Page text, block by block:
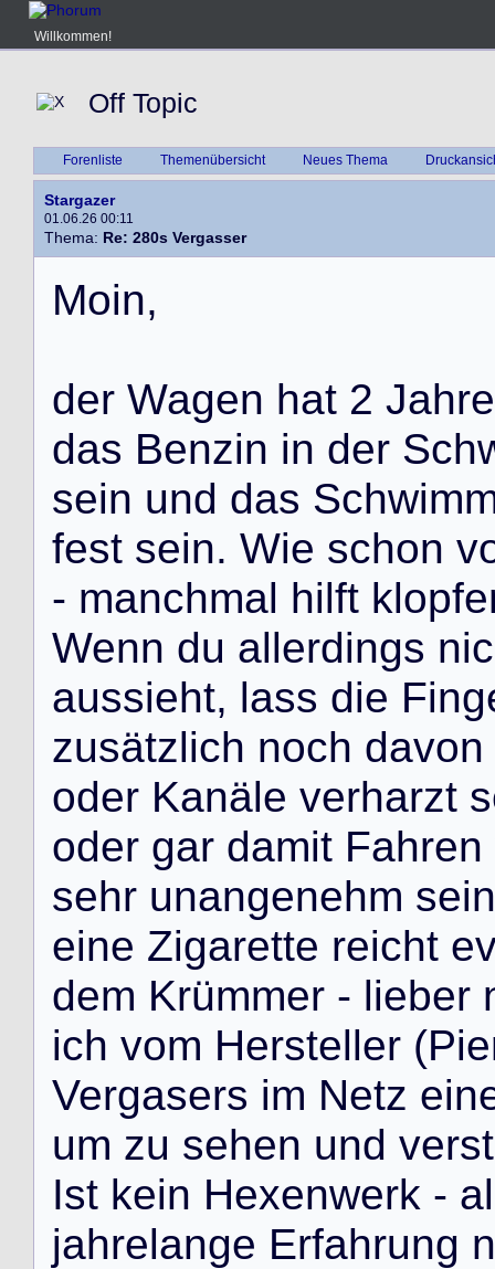
Willkommen!
Off Topic
Forenliste Themenübersicht Neues Thema
Stargazer
01.06.26 00:11
Thema: Re: 280s Vergasser
Moin,
der Wagen hat 2 Jahre
das Benzin in der Sch
sein und das Schwim
fest sein. Wie schon v
- manchmal hilft klopfe
Wenn du allerdings nic
aussieht, lass die Fing
zusätzlich noch davon
oder Kanäle verharzt s
oder gar damit Fahren
sehr unangenehm sein
eine Zigarette reicht e
dem Krümmer - lieber
ich vom Hersteller (Pie
Vergasers im Netz ein
um zu sehen und verst
Ist kein Hexenwerk - al
jahrelange Erfahrung n